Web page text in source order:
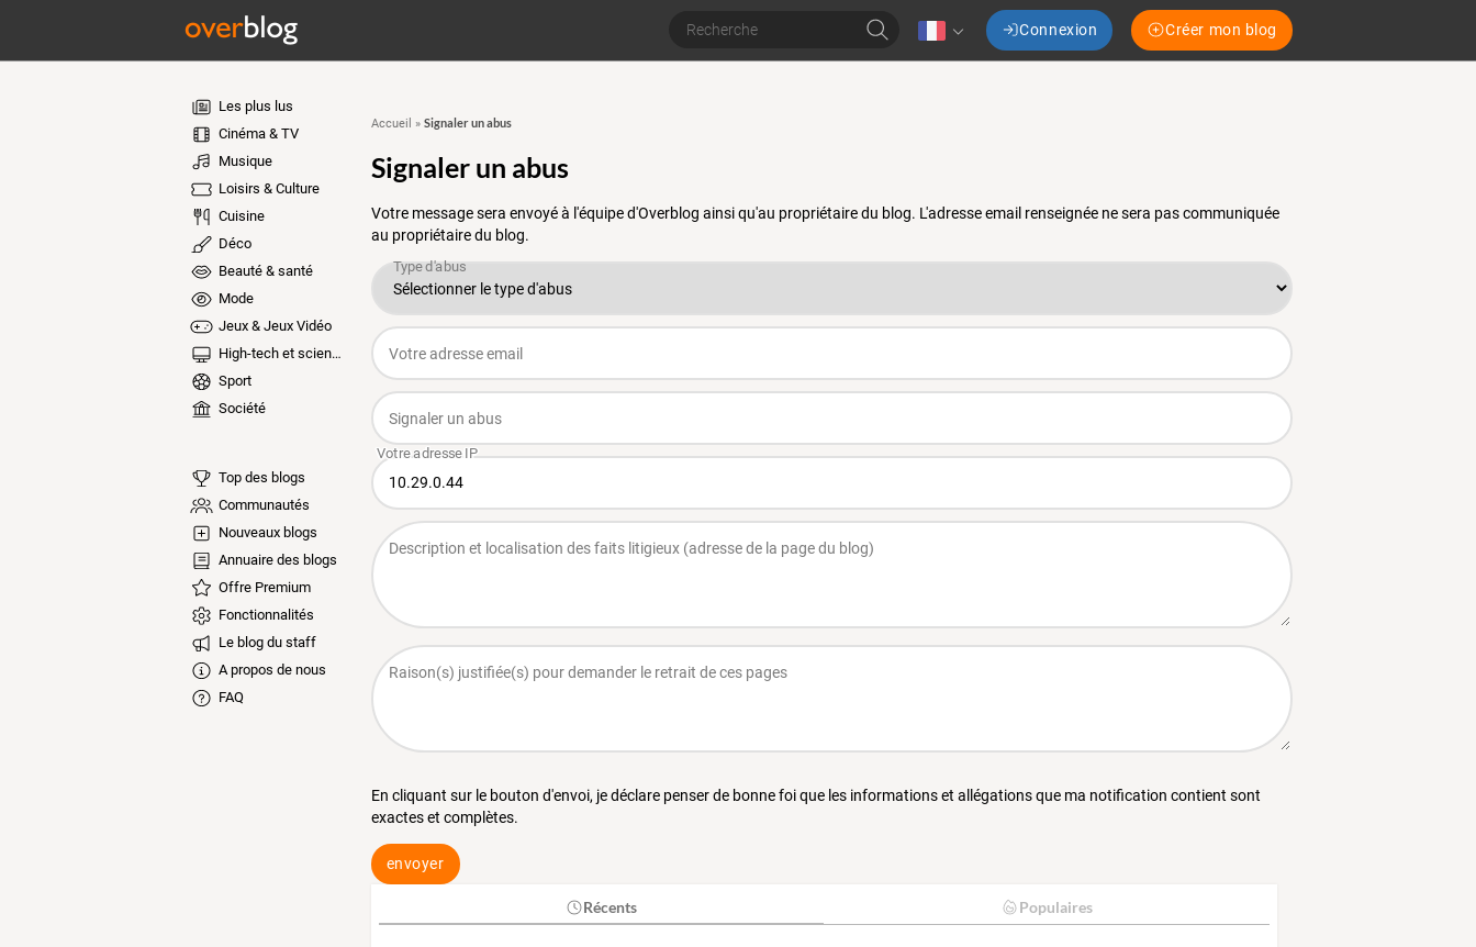
Connexion Créer mon blog
Les plus lus
Cinéma & TV
Musique
Loisirs & Culture
Cuisine
Déco
Beauté & santé
Mode
Jeux & Jeux Vidéo
High-tech et sciences
Sport
Société
Top des blogs
Communautés
Nouveaux blogs
Annuaire des blogs
Offre Premium
Fonctionnalités
Le blog du staff
A propos de nous
FAQ
Accueil » Signaler un abus
Signaler un abus
Votre message sera envoyé à l'équipe d'Overblog ainsi qu'au propriétaire du blog. L'adresse email renseignée ne sera pas communiquée
au propriétaire du blog.
En cliquant sur le bouton d'envoi, je déclare penser de bonne foi que les informations et allégations que ma notification contient sont
exactes et complètes.
envoyer
Récents Populaires